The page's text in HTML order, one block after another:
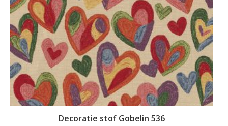
middel
mini monte carlo
mode
modebladen
molen
mozaïek
Decoratie stof Gobelin 536